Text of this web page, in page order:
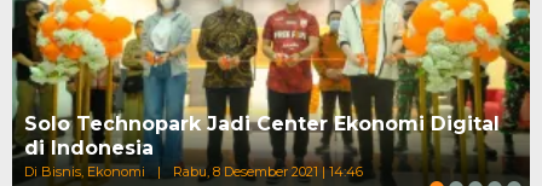
Solo Technopark Jadi Center Ekonomi Digital
di Indonesia
Di Bisnis, Ekonomi | Rabu, 8 Desember 2021 | 14:46